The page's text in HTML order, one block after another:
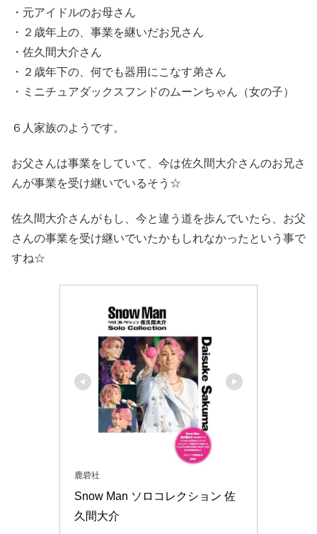
・元アイドルのお母さん
・２歳年上の、事業を継いだお兄さん
・佐久間大介さん
・２歳年下の、何でも器用にこなす弟さん
・ミニチュアダックスフンドのムーンちゃん（女の子）
６人家族のようです。
お父さんは事業をしていて、今は佐久間大介さんのお兄さ
んが事業を受け継いでいるそう☆
佐久間大介さんがもし、今と違う道を歩んでいたら、お父
さんの事業を受け継いでいたかもしれなかったという事で
すね☆
鹿砦社
Snow Man ソロコレクション 佐
久間大介